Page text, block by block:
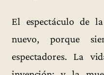
El espectáculo de
nuevo, porque
espectadores. La